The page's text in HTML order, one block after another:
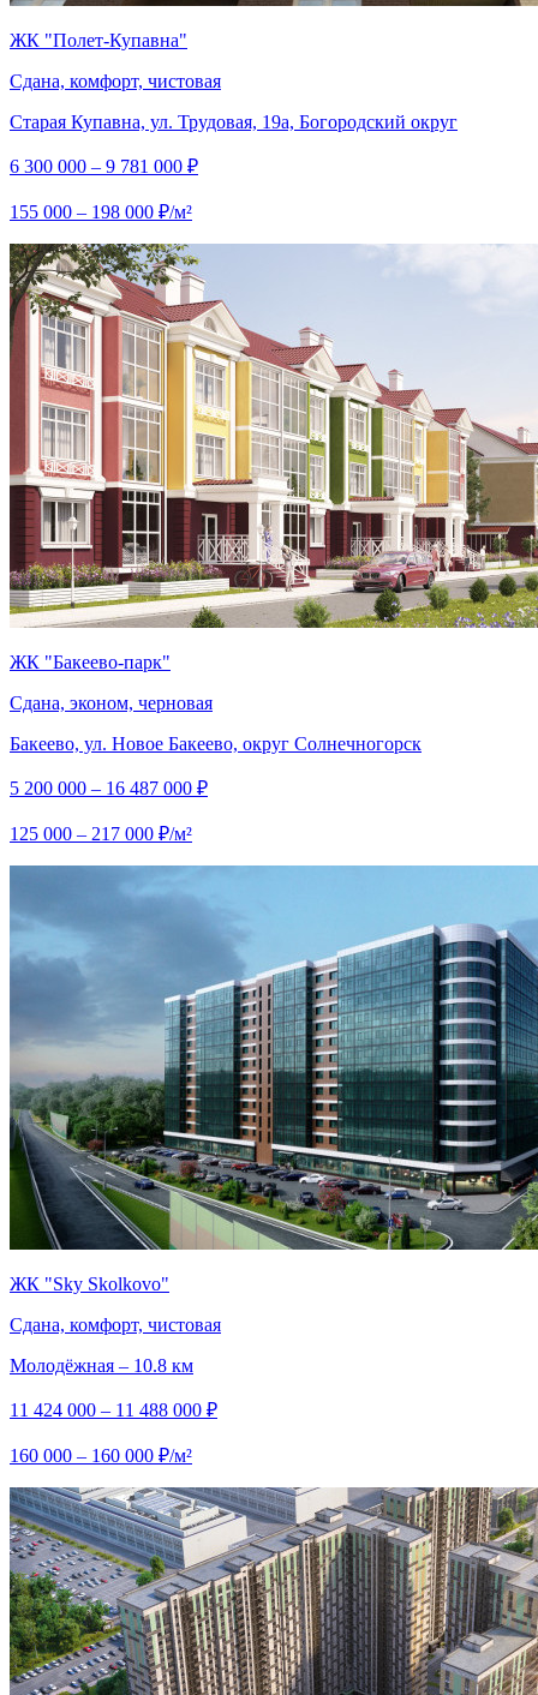
ЖК "Полет-Купавна"
Сдана, комфорт, чистовая
Старая Купавна, ул. Трудовая, 19а, Богородский округ
6 300 000 – 9 781 000 ₽
155 000 – 198 000 ₽/м²
ЖК "Бакеево-парк"
Сдана, эконом, черновая
Бакеево, ул. Новое Бакеево, округ Солнечногорск
5 200 000 – 16 487 000 ₽
125 000 – 217 000 ₽/м²
ЖК "Sky Skolkovo"
Сдана, комфорт, чистовая
Молодёжная – 10.8 км
11 424 000 – 11 488 000 ₽
160 000 – 160 000 ₽/м²